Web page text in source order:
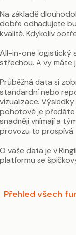
Na základě
dobře odhadujete
kvalitě. Kdykoliv
All-in-one logistický
střechou. A vy máte
Průběžná data si
standardní nebo
vizualizace.
pohotově je předáte
snadněji vnímají a
provozu to prospívá.
O vaše data je v
Přehled všech